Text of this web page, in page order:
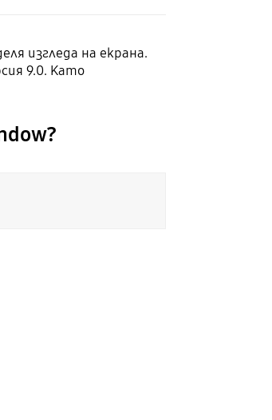
изгледа на екрана.
9.0. Като